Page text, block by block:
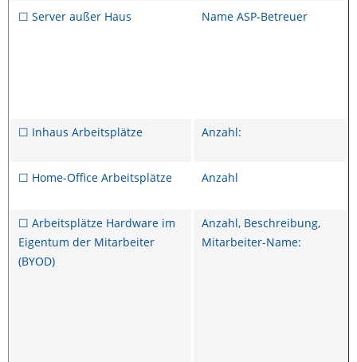
☐ Server außer Haus Name ASP-Betreuer
☐ Inhaus Arbeitsplätze Anzahl:
☐ Home-Office Arbeitsplätze Anzahl
☐ Arbeitsplätze Hardware im
Eigentum der Mitarbeiter
(BYOD)
Anzahl, Beschreibung,
Mitarbeiter-Name: